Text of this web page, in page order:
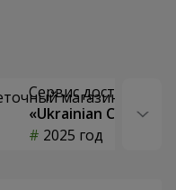
Сервис доставки
«Ukrainian Choice»
2025 год